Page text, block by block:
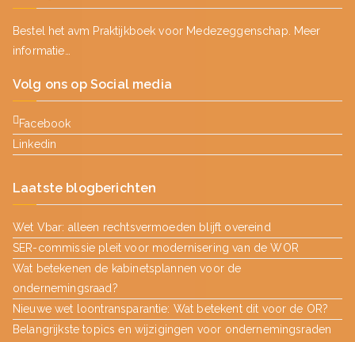
Bestel het avm Praktijkboek voor Medezeggenschap.
Meer
informatie…
Volg ons op Social media
Facebook
Linkedin
Laatste blogberichten
Wet Vbar: alleen rechtsvermoeden blijft overeind
SER-commissie pleit voor modernisering van de WOR
Wat betekenen de kabinetsplannen voor de
ondernemingsraad?
Nieuwe wet loontransparantie: Wat betekent dit voor de OR?
Belangrijkste topics en wijzigingen voor ondernemingsraden